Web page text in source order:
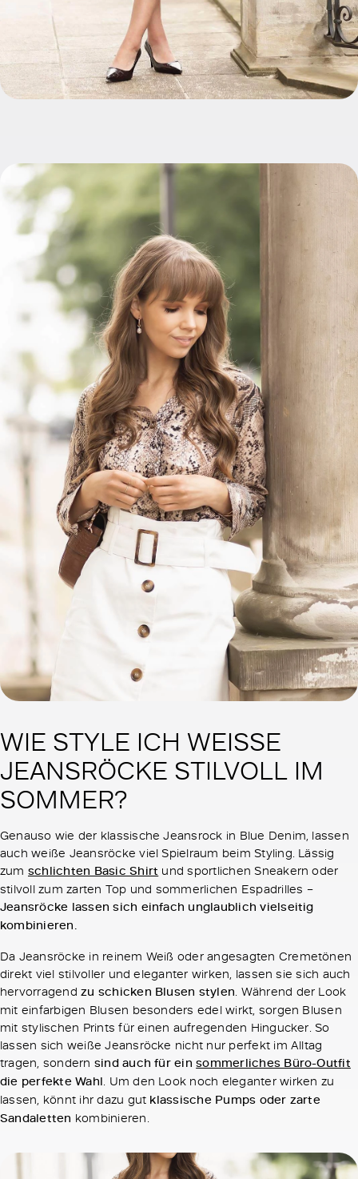
WIE STYLE ICH WEISSE
JEANSRÖCKE STILVOLL IM
SOMMER?
Genauso wie der klassische Jeansrock in Blue Denim, lassen
auch weiße Jeansröcke viel Spielraum beim Styling. Lässig
zum schlichten Basic Shirt und sportlichen Sneakern oder
stilvoll zum zarten Top und sommerlichen Espadrilles –
Jeansröcke lassen sich einfach unglaublich vielseitig
kombinieren.
Da Jeansröcke in reinem Weiß oder angesagten Cremetönen
direkt viel stilvoller und eleganter wirken, lassen sie sich auch
hervorragendzu schicken Blusen stylen. Während der Look
mit einfarbigen Blusen besonders edel wirkt, sorgen Blusen
mit stylischen Prints für einen aufregenden Hingucker. So
lassen sich weiße Jeansröcke nicht nur perfekt im Alltag
tragen, sondern sind auch für einsommerliches Büro-Outfit
die perfekte Wahl. Um den Look noch eleganter wirken zu
lassen, könnt ihr dazu gut klassische Pumps oder zarte
Sandaletten kombinieren.